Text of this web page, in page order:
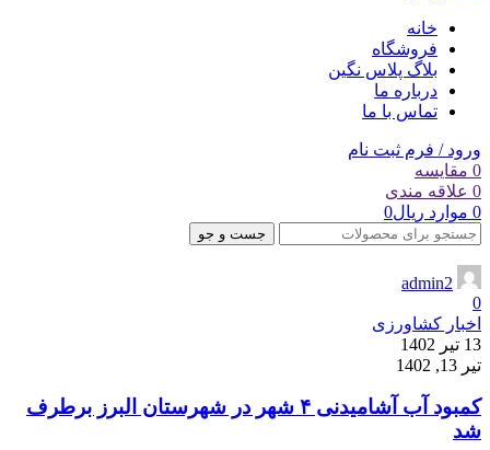
خانه
فروشگاه
بلاگ پلاس نگین
درباره ما
تماس با ما
ورود / فرم ثبت نام
0 مقایسه
0 علاقه مندی
0 موارد ریال0
جست و جو
admin2
0
اخبار کشاورزی
13 تیر 1402
تیر 13, 1402
کمبود آب آشامیدنی ۴ شهر در شهرستان البرز برطرف
شد